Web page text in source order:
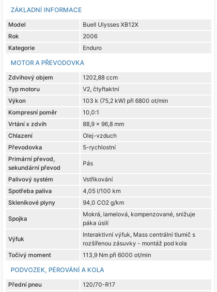
ZÁKLADNÍ INFORMACE
Model
Buell Ulysses XB12X
Rok
2006
Kategorie
Enduro
MOTOR A PŘEVODOVKA
Zdvihový objem
1202,88 ccm
Typ motoru
V2, čtyřtaktní
Výkon
103 k (75,2 kW) při 6800 ot/min
Kompresní poměr
10,0:1
Vrtání x zdvih
88,9 x 96,8 mm
Chlazení
Olej-vzduch
Převodovka
5-rychlostní
Primární převod,
sekundární převod
Pás
Palivový systém
Vstřikování
Spotřeba paliva
4,05 l/100 km
Skleníkové plyny
94,0 CO2 g/km
Spojka
Mokrá, lamelová, kompenzované, snižuje
páka úsilí
Výfuk
Interaktivní výfuk, Mass centrální tlumič s
rozšířenou zásuvky - montáž pod kola
Točivý moment
113,9 Nm při 6000 ot/min
PODVOZEK, PÉROVÁNÍ A KOLA
Přední pneu
120/70-R17